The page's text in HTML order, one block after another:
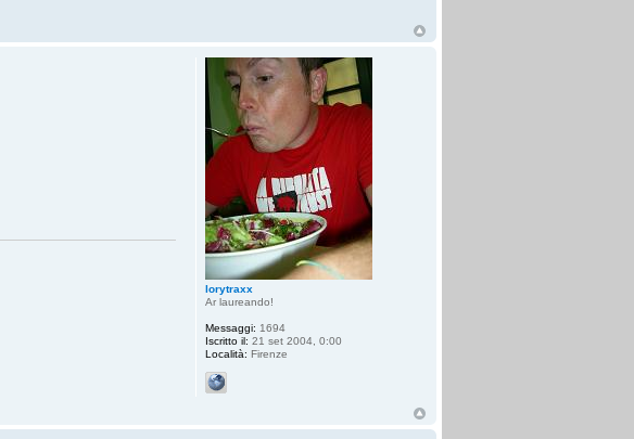
lorytraxx
Ar laureando!
Messaggi: 1694
Iscritto il: 21 set 2004, 0:00
Località: Firenze